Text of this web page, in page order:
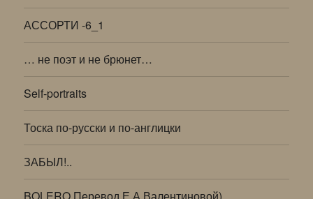
АССОРТИ -6_1
… не поэт и не брюнет…
Self-portraits
Тоска по-русски и по-англицки
ЗАБЫЛ!..